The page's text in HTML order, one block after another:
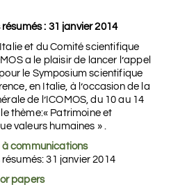
: 31 janvier 2014
et du Comité scientifique
a le plaisir de lancer l’appel
le Symposium scientifique
en Italie, à l’occasion de la
de l’ICOMOS, du 10 au 14
thème:« Patrimoine et
valeurs humaines » .
à communications
31 janvier 2014
papers